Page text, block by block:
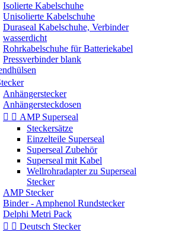
Isolierte Kabelschuhe
Unisolierte Kabelschuhe
Duraseal Kabelschuhe, Verbinder
wasserdicht
Rohrkabelschuhe für Batteriekabel
Pressverbinder blank
Anhängerstecker
Anhängersteckdosen
  AMP Superseal
Steckersätze
Einzelteile Superseal
Superseal Zubehör
Superseal mit Kabel
Wellrohradapter zu Superseal
Stecker
AMP Stecker
Binder - Amphenol Rundstecker
Delphi Metri Pack
  Deutsch Stecker